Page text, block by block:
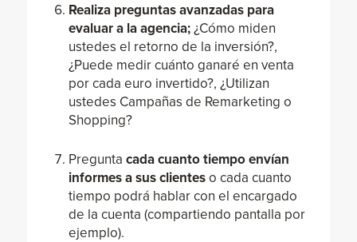
Realiza preguntas avanzadas para
evaluar a la agencia;¿Cómo miden
ustedes el retorno de la inversión?,
¿Puede medir cuánto ganaré en venta
por cada euro invertido?, ¿Utilizan
ustedes Campañas de Remarketing o
Shopping?
Pregunta cada cuanto tiempo envían
informes a sus clienteso cada cuanto
tiempo podrá hablar con el encargado
de la cuenta (compartiendo pantalla por
ejemplo).